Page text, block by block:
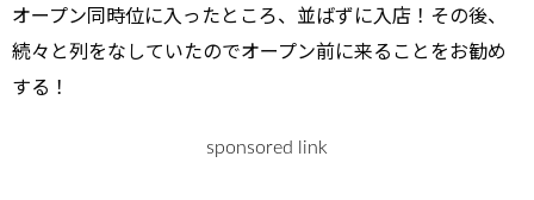
オープン同時位に入ったところ、並ばずに入店！その後、
続々と列をなしていたのでオープン前に来ることをお勧め
する！
sponsored link